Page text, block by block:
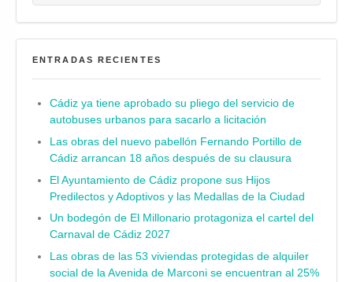
ENTRADAS RECIENTES
Cádiz ya tiene aprobado su pliego del servicio de
autobuses urbanos para sacarlo a licitación
Las obras del nuevo pabellón Fernando Portillo de
Cádiz arrancan 18 años después de su clausura
El Ayuntamiento de Cádiz propone sus Hijos
Predilectos y Adoptivos y las Medallas de la Ciudad
Un bodegón de El Millonario protagoniza el cartel del
Carnaval de Cádiz 2027
Las obras de las 53 viviendas protegidas de alquiler
social de la Avenida de Marconi se encuentran al 25%